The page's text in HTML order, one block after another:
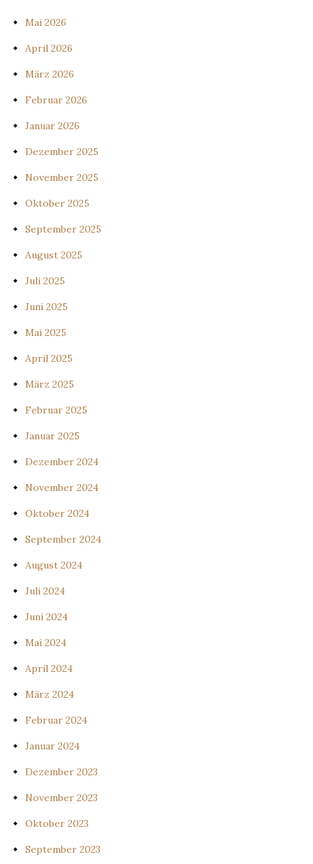
Mai 2026
April 2026
März 2026
Februar 2026
Januar 2026
Dezember 2025
November 2025
Oktober 2025
September 2025
August 2025
Juli 2025
Juni 2025
Mai 2025
April 2025
März 2025
Februar 2025
Januar 2025
Dezember 2024
November 2024
Oktober 2024
September 2024
August 2024
Juli 2024
Juni 2024
Mai 2024
April 2024
März 2024
Februar 2024
Januar 2024
Dezember 2023
November 2023
Oktober 2023
September 2023